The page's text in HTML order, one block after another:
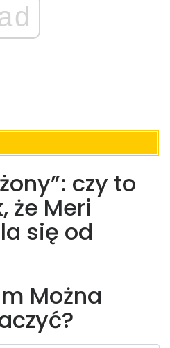
czy to
że Meri
się od
Można